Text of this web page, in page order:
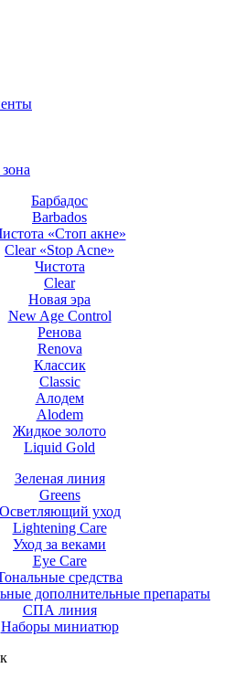
Барбадос
Barbados
«Стоп акне»
Clear «Stop Acne»
Чистота
Clear
Новая эра
New Age Control
Ренова
Renova
Классик
Classic
Алодем
Alodem
Жидкое золото
Liquid Gold
Зеленая линия
Greens
Осветляющий уход
Lightening Care
Уход за веками
Eye Care
средства
дополнительные препараты
СПА линия
Наборы миниатюр